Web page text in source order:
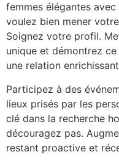
femmes élégantes
voulez bien mener
Soignez votre profil.
unique et démontrez
une relation
Participez à des
lieux prisés par les
clé dans la recherche
découragez pas.
restant proactive et